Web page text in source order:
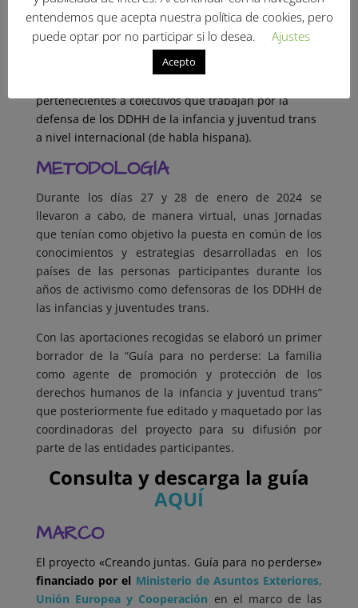
Asociación por las Infancias Transgénero(México)
ACTIVISTAS ASISTENTES
pertenecientes a colectivos que trabajan por la
defensa de los DDHH de la infancia y juventud trans
a nivel internacional (de habla hispana).
METODOLOGÍA
Durante los días 27 y 28 de enero de 2024 se
llevaron a cabo, de manera virtual, unas Jornadas
que tenían como objetivo la puesta en común de los
conocimientos y estrategias desarrolladas en los
países de las personas participantes durante los
años de activismo como defensoras de los DDHH de
las infancias y juventudes trans.
Con las aportaciones recogidas se elaboró un primer
borrador de la “Guía para no perderse: La familia
como agente de promoción y protección de los
derechos humanos de la infancia y juventud trans”
que posteriormente fue editado y maquetado por las
coordinadoras del proyecto para su difusión por
parte de las entidades participantes.
Consulta y descarga la guía
AQUÍ
MARCO
El proyecto «Creando juntas. Guía para no perderse»
financiado por el Ministerio de Asuntos Exteriores,
Unión Europea y Cooperación en el marco de las
entendemos que acepta nuestra política de cookies, pero
puede optar por no participar si lo desea.
Ajustes
Acepto